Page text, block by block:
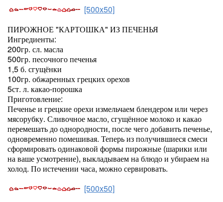
[500x50]
ПИРОЖНОЕ "КАРТОШКА" ИЗ ПЕЧЕНЬЯ
Ингредиенты:
200гр. сл. масла
500гр. песочного печенья
1,5 б. сгущёнки
100гр. обжаренных грецких орехов
5ст. л. какао-порошка
Приготовление:
Печенье и грецкие орехи измельчаем блендером или через
мясорубку. Сливочное масло, сгущённое молоко и какао
перемешать до однородности, после чего добавить печенье,
одновременно помешивая. Теперь из получившиеся смеси
сформировать одинаковой формы пирожные (шарики или
на ваше усмотрение), выкладываем на блюдо и убираем на
холод. По истечении часа, можно сервировать.
[500x50]